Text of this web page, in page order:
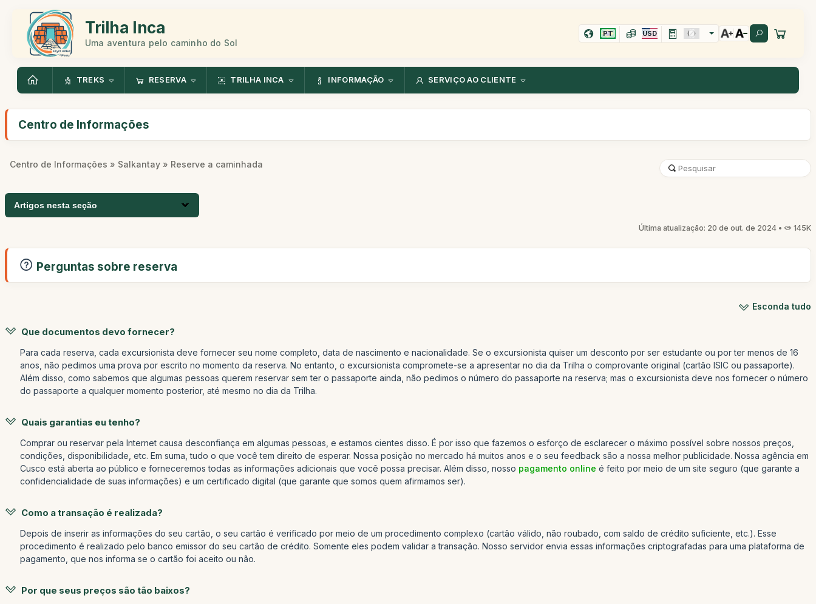
Trilha Inca
Uma aventura pelo caminho do Sol
PT USD
TREKS RESERVA TRILHA INCA INFORMAÇÃO SERVIÇO AO CLIENTE
Centro de Informações
Centro de Informações » Salkantay » Reserve a caminhada
Artigos nesta seção
Última atualização: 20 de out. de 2024 • 145K
Perguntas sobre reserva
Esconda tudo
Que documentos devo fornecer?
Para cada reserva, cada excursionista deve fornecer seu nome completo, data de nascimento e nacionalidade. Se o excursionista quiser um desconto por ser estudante ou por ter menos de 16
anos, não pedimos uma prova por escrito no momento da reserva. No entanto, o excursionista compromete-se a apresentar no dia da Trilha o comprovante original (cartão ISIC ou passaporte).
Além disso, como sabemos que algumas pessoas querem reservar sem ter o passaporte ainda, não pedimos o número do passaporte na reserva; mas o excursionista deve nos fornecer o número
do passaporte a qualquer momento posterior, até mesmo no dia da Trilha.
Quais garantias eu tenho?
Comprar ou reservar pela Internet causa desconfiança em algumas pessoas, e estamos cientes disso. É por isso que fazemos o esforço de esclarecer o máximo possível sobre nossos preços,
condições, disponibilidade, etc. Em suma, tudo o que você tem direito de esperar. Nossa posição no mercado há muitos anos e o seu feedback são a nossa melhor publicidade. Nossa agência em
Cusco está aberta ao público e forneceremos todas as informações adicionais que você possa precisar. Além disso, nosso pagamento online é feito por meio de um site seguro (que garante a
confidencialidade de suas informações) e um certificado digital (que garante que somos quem afirmamos ser).
Como a transação é realizada?
Depois de inserir as informações do seu cartão, o seu cartão é verificado por meio de um procedimento complexo (cartão válido, não roubado, com saldo de crédito suficiente, etc.). Esse
procedimento é realizado pelo banco emissor do seu cartão de crédito. Somente eles podem validar a transação. Nosso servidor envia essas informações criptografadas para uma plataforma de
pagamento, que nos informa se o cartão foi aceito ou não.
Por que seus preços são tão baixos?